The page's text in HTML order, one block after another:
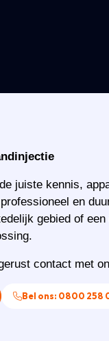
juiste kennis,
en
gebied of
contact met
Bel ons: 0800 258